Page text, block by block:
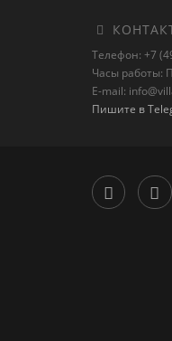
Телефон: +7
Часы работы:
E-mail:
Пишите в